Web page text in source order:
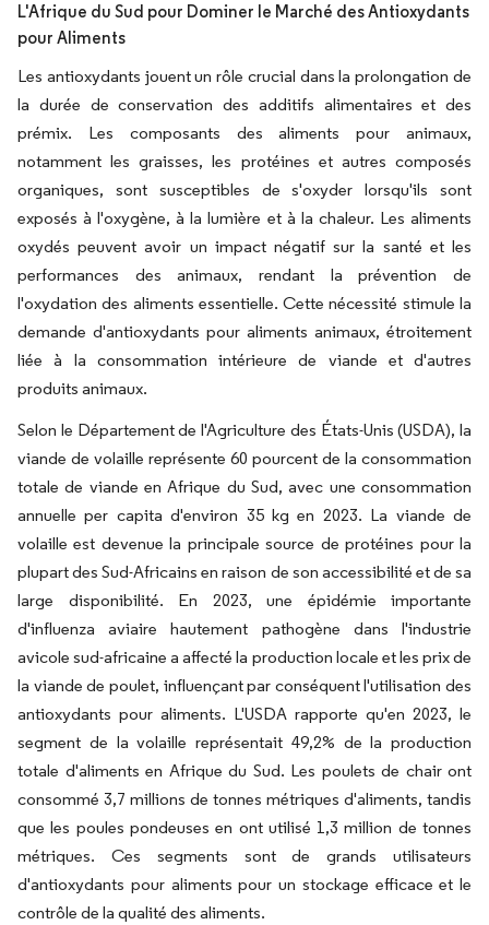
L'Afrique du Sud pour Dominer le Marché des Antioxydants
pour Aliments
Les antioxydants jouent un rôle crucial dans la prolongation de
la durée de conservation des additifs alimentaires et des
prémix. Les composants des aliments pour animaux,
notamment les graisses, les protéines et autres composés
organiques, sont susceptibles de s'oxyder lorsqu'ils sont
exposés à l'oxygène, à la lumière et à la chaleur. Les aliments
oxydés peuvent avoir un impact négatif sur la santé et les
performances des animaux, rendant la prévention de
l'oxydation des aliments essentielle. Cette nécessité stimule la
demande d'antioxydants pour aliments animaux, étroitement
liée à la consommation intérieure de viande et d'autres
produits animaux.
Selon le Département de l'Agriculture des États-Unis (USDA), la
viande de volaille représente 60 pourcent de la consommation
totale de viande en Afrique du Sud, avec une consommation
annuelle per capita d'environ 35 kg en 2023. La viande de
volaille est devenue la principale source de protéines pour la
plupart des Sud-Africains en raison de son accessibilité et de sa
large disponibilité. En 2023, une épidémie importante
d'influenza aviaire hautement pathogène dans l'industrie
avicole sud-africaine a affecté la production locale et les prix de
la viande de poulet, influençant par conséquent l'utilisation des
antioxydants pour aliments. L'USDA rapporte qu'en 2023, le
segment de la volaille représentait 49,2% de la production
totale d'aliments en Afrique du Sud. Les poulets de chair ont
consommé 3,7 millions de tonnes métriques d'aliments, tandis
que les poules pondeuses en ont utilisé 1,3 million de tonnes
métriques. Ces segments sont de grands utilisateurs
d'antioxydants pour aliments pour un stockage efficace et le
contrôle de la qualité des aliments.